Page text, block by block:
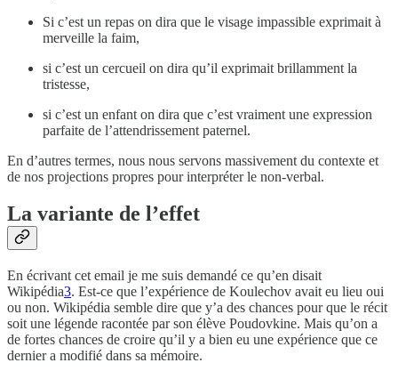
Si c’est un repas on dira que le visage impassible exprimait à
merveille la faim,
si c’est un cercueil on dira qu’il exprimait brillamment la
tristesse,
si c’est un enfant on dira que c’est vraiment une expression
parfaite de l’attendrissement paternel.
En d’autres termes, nous nous servons massivement du contexte et
de nos projections propres pour interpréter le non-verbal.
La variante de l’effet
En écrivant cet email je me suis demandé ce qu’en disait
Wikipédia3. Est-ce que l’expérience de Koulechov avait eu lieu oui
ou non. Wikipédia semble dire que y’a des chances pour que le récit
soit une légende racontée par son élève Poudovkine. Mais qu’on a
de fortes chances de croire qu’il y a bien eu une expérience que ce
dernier a modifié dans sa mémoire.